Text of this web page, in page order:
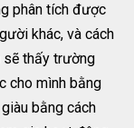
phân tích được
khác, và cách
sẽ thấy trường
cho mình bằng
bằng cách